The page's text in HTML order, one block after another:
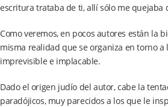
escritura trataba de ti, allí sólo me quejaba
Como veremos, en pocos autores están la
misma realidad que se organiza en torno
imprevisible e implacable.
Dado el origen judío del autor, cabe la
paradójicos, muy parecidos a los que le